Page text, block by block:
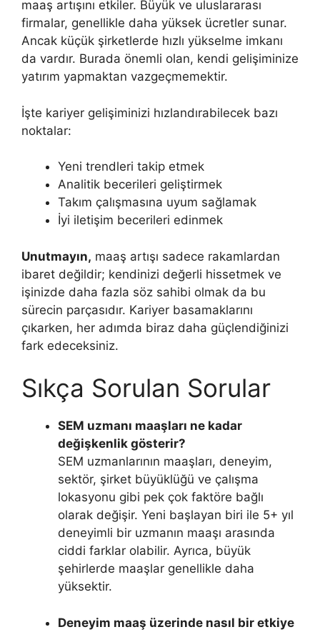
maaş artışını etkiler. Büyük ve uluslararası
firmalar, genellikle daha yüksek ücretler sunar.
Ancak küçük şirketlerde hızlı yükselme imkanı
da vardır. Burada önemli olan, kendi gelişiminize
yatırım yapmaktan vazgeçmemektir.
İşte kariyer gelişiminizi hızlandırabilecek bazı
noktalar:
Yeni trendleri takip etmek
Analitik becerileri geliştirmek
Takım çalışmasına uyum sağlamak
İyi iletişim becerileri edinmek
Unutmayın, maaş artışı sadece rakamlardan
ibaret değildir; kendinizi değerli hissetmek ve
işinizde daha fazla söz sahibi olmak da bu
sürecin parçasıdır. Kariyer basamaklarını
çıkarken, her adımda biraz daha güçlendiğinizi
fark edeceksiniz.
Sıkça Sorulan Sorular
SEM uzmanı maaşları ne kadar
değişkenlik gösterir?
SEM uzmanlarının maaşları, deneyim,
sektör, şirket büyüklüğü ve çalışma
lokasyonu gibi pek çok faktöre bağlı
olarak değişir. Yeni başlayan biri ile 5+ yıl
deneyimli bir uzmanın maaşı arasında
ciddi farklar olabilir. Ayrıca, büyük
şehirlerde maaşlar genellikle daha
yüksektir.
Deneyim maaş üzerinde nasıl bir etkiye